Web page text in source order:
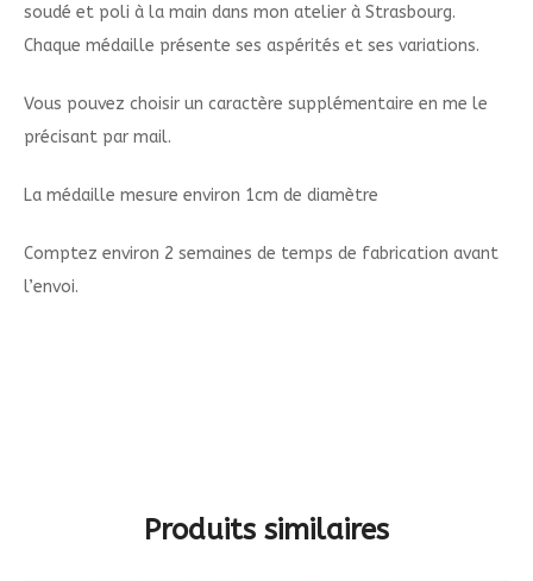
soudé et poli à la main dans mon atelier à Strasbourg.
Chaque médaille présente ses aspérités et ses variations.
Vous pouvez choisir un caractère supplémentaire en me le
précisant par mail.
La médaille mesure environ 1cm de diamètre
Comptez environ 2 semaines de temps de fabrication avant
l’envoi.
Produits similaires